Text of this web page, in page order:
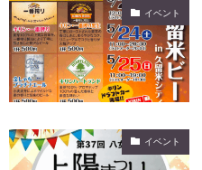
イベント
イベント